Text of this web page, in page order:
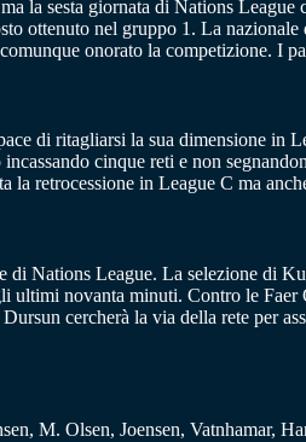
la sesta giornata di Nations
ottenuto nel gruppo 1. La
onorato la competizione. I
di ritagliarsi la sua dimensione
cinque reti e non
retrocessione in League C ma
di Nations League. La selezione
novanta minuti. Contro le
cercherà la via della rete per
M. Olsen, Joensen, Vatnhamar,